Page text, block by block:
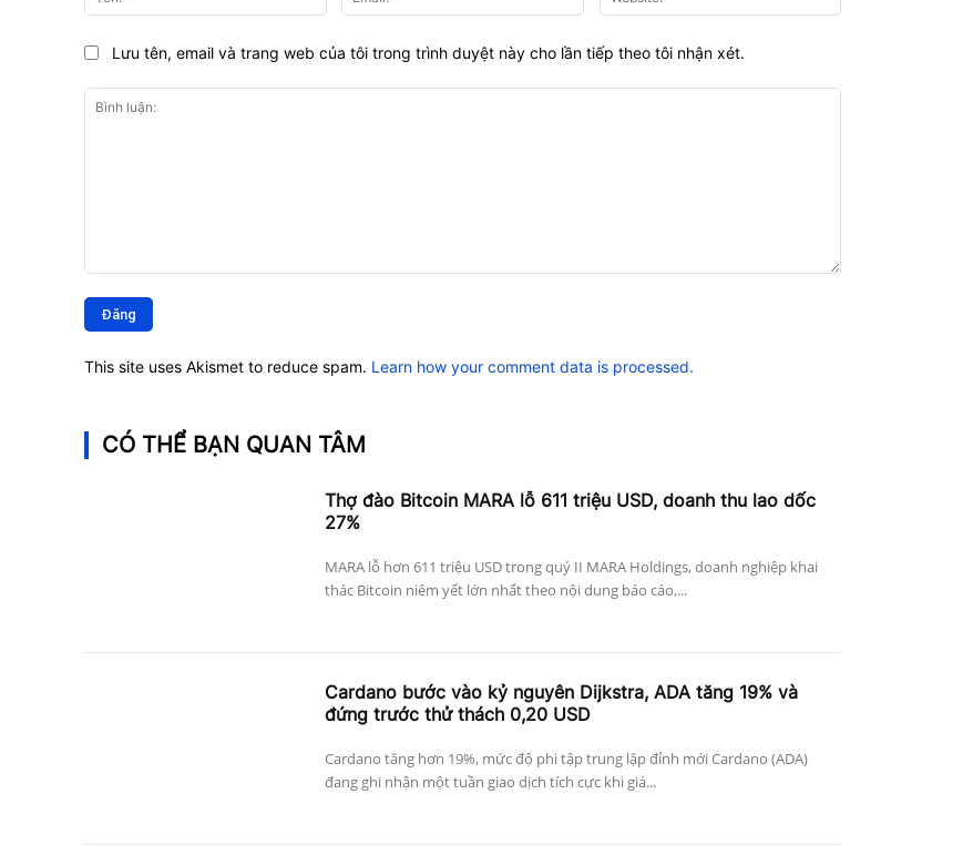
luận:
Lưu tên, email và trang web của tôi trong trình duyệt này cho lần tiếp theo tôi nhận xét.
This site uses Akismet to reduce spam. Learn how your comment data is processed.
CÓ THỂ BẠN QUAN TÂM
Thợ đào Bitcoin MARA lỗ 611 triệu USD, doanh thu lao dốc
27%
MARA lỗ hơn 611 triệu USD trong quý II MARA Holdings, doanh nghiệp khai
thác Bitcoin niêm yết lớn nhất theo nội dung báo cáo,...
Cardano bước vào kỷ nguyên Dijkstra, ADA tăng 19% và
đứng trước thử thách 0,20 USD
Cardano tăng hơn 19%, mức độ phi tập trung lập đỉnh mới Cardano (ADA)
đang ghi nhận một tuần giao dịch tích cực khi giá...